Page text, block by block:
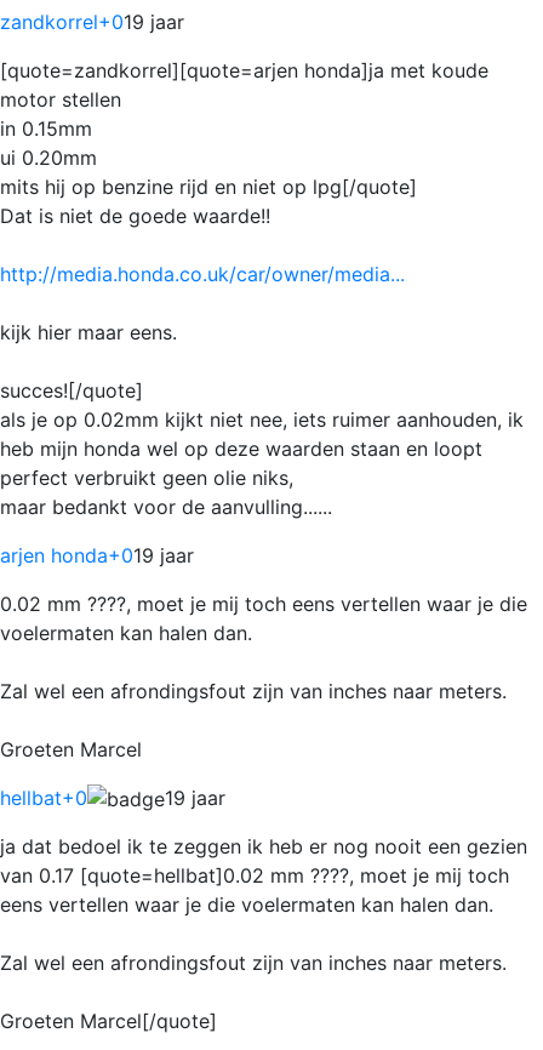
zandkorrel+019 jaar
[quote=zandkorrel][quote=arjen honda]ja met koude
motor stellen
in 0.15mm
ui 0.20mm
mits hij op benzine rijd en niet op lpg[/quote]
Dat is niet de goede waarde!!
http://media.honda.co.uk/car/owner/media...
kijk hier maar eens.
succes![/quote]
als je op 0.02mm kijkt niet nee, iets ruimer aanhouden, ik
heb mijn honda wel op deze waarden staan en loopt
perfect verbruikt geen olie niks,
maar bedankt voor de aanvulling......
arjen honda+019 jaar
0.02 mm ????, moet je mij toch eens vertellen waar je die
voelermaten kan halen dan.
Zal wel een afrondingsfout zijn van inches naar meters.
Groeten Marcel
hellbat+0
19 jaar
ja dat bedoel ik te zeggen ik heb er nog nooit een gezien
van 0.17 [quote=hellbat]0.02 mm ????, moet je mij toch
eens vertellen waar je die voelermaten kan halen dan.
Zal wel een afrondingsfout zijn van inches naar meters.
Groeten Marcel[/quote]